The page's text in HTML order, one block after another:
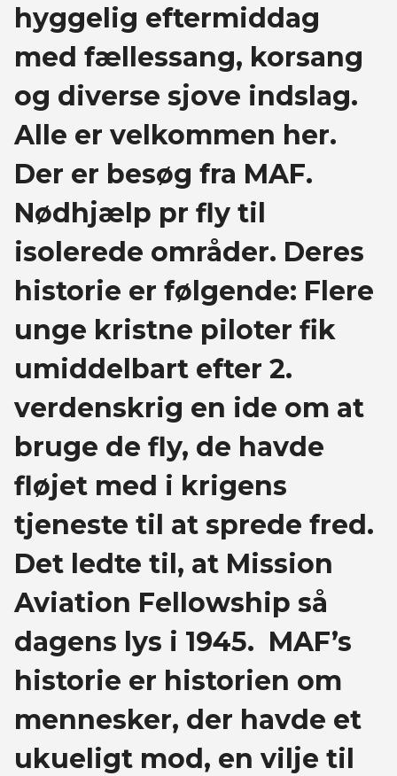
hyggelig eftermiddag
med fællessang, korsang
og diverse sjove indslag.
Alle er velkommen her.
Der er besøg fra MAF.
Nødhjælp pr fly til
isolerede områder. Deres
historie er følgende: Flere
unge kristne piloter fik
umiddelbart efter 2.
verdenskrig en ide om at
bruge de fly, de havde
fløjet med i krigens
tjeneste til at sprede fred.
Det ledte til, at Mission
Aviation Fellowship så
dagens lys i 1945. MAF’s
historie er historien om
mennesker, der havde et
ukueligt mod, en vilje til